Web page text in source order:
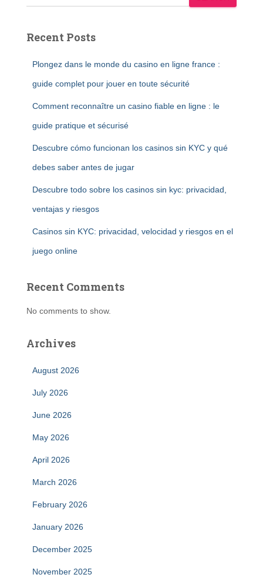
Recent Posts
Plongez dans le monde du casino en ligne france :
guide complet pour jouer en toute sécurité
Comment reconnaître un casino fiable en ligne : le
guide pratique et sécurisé
Descubre cómo funcionan los casinos sin KYC y qué
debes saber antes de jugar
Descubre todo sobre los casinos sin kyc: privacidad,
ventajas y riesgos
Casinos sin KYC: privacidad, velocidad y riesgos en el
juego online
Recent Comments
No comments to show.
Archives
August 2026
July 2026
June 2026
May 2026
April 2026
March 2026
February 2026
January 2026
December 2025
November 2025